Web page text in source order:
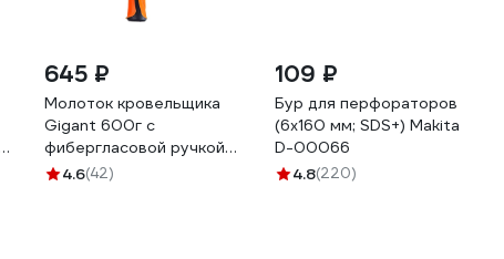
645 ₽
Молоток кровельщика
Gigant 600г c
фибергласовой ручкой
GRH 600
4.6(42)
109 ₽
Бур для перфораторов
(6х160 мм; SDS+) Makita
D-00066
4.8(220)